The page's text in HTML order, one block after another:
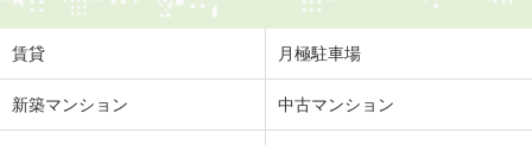
賃貸 月極駐車場
新築マンション 中古マンション